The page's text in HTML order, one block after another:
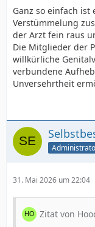
Ganz so einfach
Verstümmelung
der Arzt fein raus
Die Mitglieder der
willkürliche
verbundene
Unversehrtheit
31. Mai 2026 um 22:04
Zitat von